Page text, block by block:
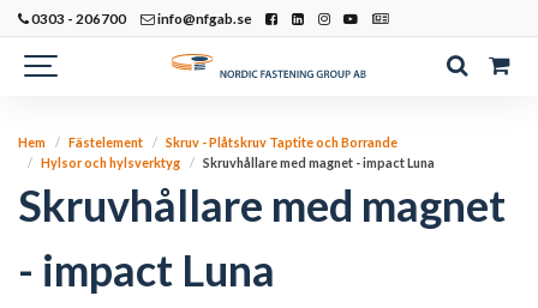
0303 - 206700 info@nfgab.se
Hem Fästelement
Skruv - Plåtskruv Taptite och Borrande
Hylsor och hylsverktyg
Skruvhållare med magnet - impact Luna
Skruvhållare med magnet
- impact Luna